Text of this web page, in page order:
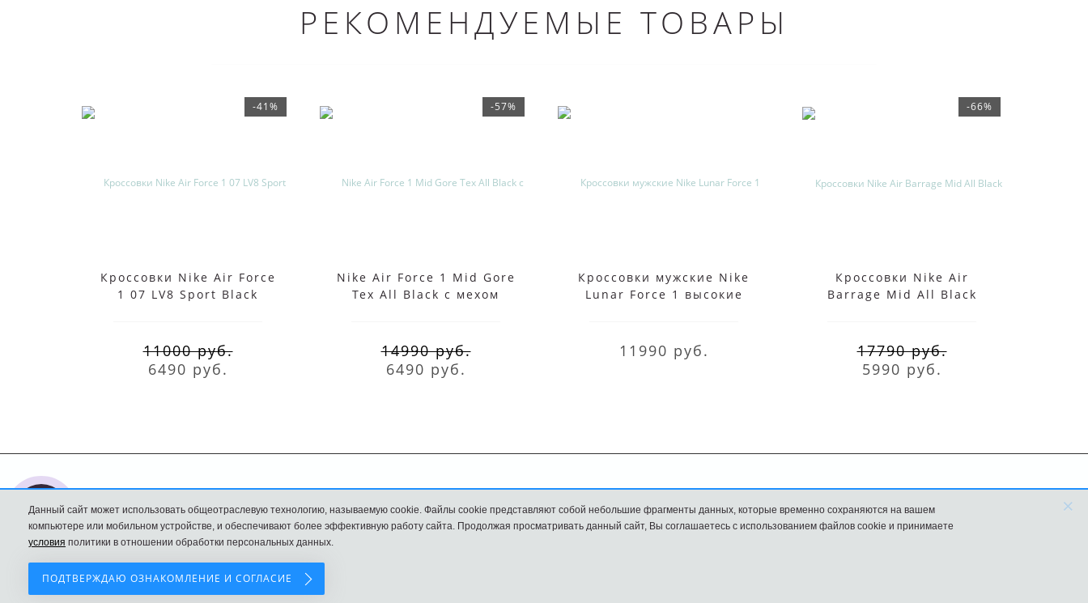
РЕКОМЕНДУЕМЫЕ ТОВАРЫ
-41%
Кроссовки Nike Air Force
1 07 LV8 Sport Black
11000 руб.
6490 руб.
-57%
Nike Air Force 1 Mid Gore
Tex All Black с мехом
14990 руб.
6490 руб.
Кроссовки мужские Nike
Lunar Force 1 высокие
11990 руб.
-66%
Кроссовки Nike Air
Barrage Mid All Black
17790 руб.
5990 руб.
Nike интернет
магазин
Доставка и оплата Обмен и возврат Размеры FAQ
Новости
Политика
Конфиденциальности
Данный сайт может использовать общеотраслевую технологию, называемую cookie. Файлы cookie представляют собой небольшие фрагменты данных, которые временно сохраняются на вашем
компьютере или мобильном устройстве, и обеспечивают более эффективную работу сайта. Продолжая просматривать данный сайт, Вы соглашаетесь с использованием файлов cookie и принимаете
условия политики в отношении обработки персональных данных.
×
ПОДТВЕРЖДАЮ ОЗНАКОМЛЕНИЕ И СОГЛАСИЕ